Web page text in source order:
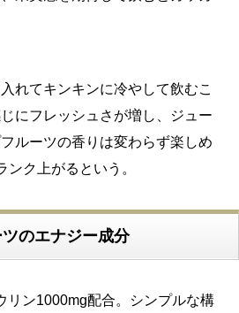
れてキンキンに冷やして飲むこ
にフレッシュさが増し、ジュー
ルーツの香りは変わらず楽しめ
ンク上がるという。
のエナジー成分
リン1000mg配合。シンプルな構